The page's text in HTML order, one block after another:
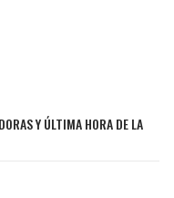
Y ÚLTIMA HORA DE LA